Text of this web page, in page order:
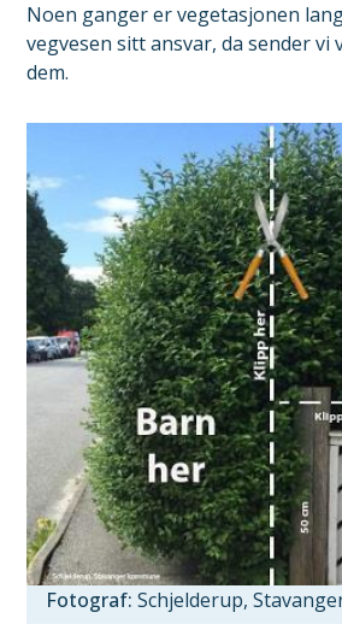
Noen ganger er vegetasjonen
vegvesen sitt ansvar, da sender vi
dem.
Schjelderup,